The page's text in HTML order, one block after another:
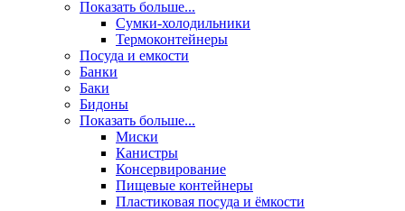
Показать больше...
Сумки-холодильники
Термоконтейнеры
Посуда и емкости
Банки
Баки
Бидоны
Показать больше...
Миски
Канистры
Консервирование
Пищевые контейнеры
Пластиковая посуда и ёмкости